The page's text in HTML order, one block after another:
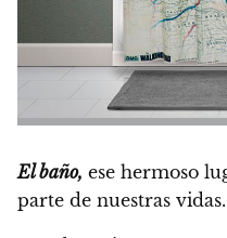
El baño, ese hermoso
parte de nuestras vidas.